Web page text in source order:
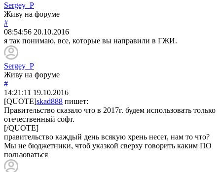
Sergey_P
Живу на форуме
#
08:54:56 20.10.2016
я так понимаю, все, которые вы направили в ГЖИ.
Sergey_P
Живу на форуме
#
14:21:11 19.10.2016
[QUOTE]skad888 пишет:
Правительство сказало что в 2017г. будем использовать только
отечественный софт.
[/QUOTE]
правительство каждый день всякую хрень несет, нам то что?
Мы не бюджетники, чтоб указкой сверху говорить каким ПО
пользоваться